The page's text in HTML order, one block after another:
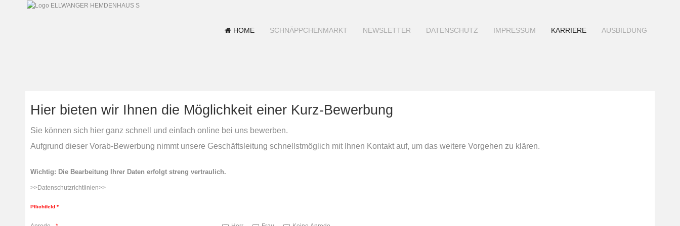
HOME SCHNÄPPCHENMARKT NEWSLETTER DATENSCHUTZ IMPRESSUM KARRIERE AUSBILDUNG
Hier bieten wir Ihnen die Möglichkeit einer Kurz-Bewerbung
Sie können sich hier ganz schnell und einfach online bei uns bewerben.
Aufgrund dieser Vorab-Bewerbung nimmt unsere Geschäftsleitung schnellstmöglich mit Ihnen Kontakt auf, um das weitere Vorgehen zu klären.
Wichtig: Die Bearbeitung Ihrer Daten erfolgt streng vertraulich.
>>Datenschutzrichtlinien>>
Pflichtfeld *